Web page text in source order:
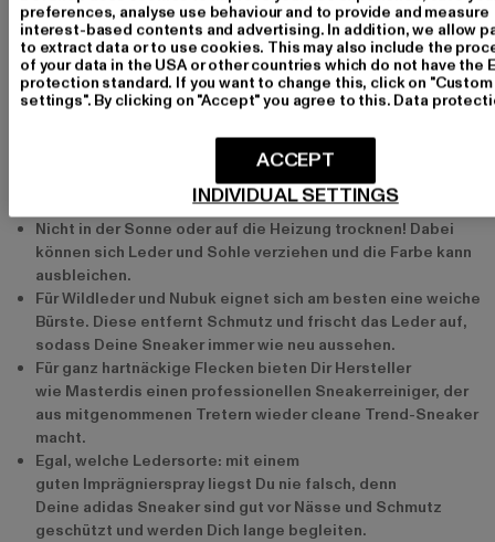
So kannst Du sichergehen, dass Feuchtigkeit schnell aus
dem Material gezogen wird und deine adidas Sneaker ihre
Form behalten.
Sneaker aus echtem Leder niemals in der Maschine
waschen! Maschinelles Waschen beschädigt das Material
und lässt es hart und unförmig werden.
Flecken auf Deinen adidas Schuhen nur mit einer kleinen
Wassermenge und einem weichen Tuck abreiben. Danach
lässt Du sie einfach an der Luft trocknen.
Nicht in der Sonne oder auf die Heizung trocknen! Dabei
können sich Leder und Sohle verziehen und die Farbe kann
ausbleichen.
Für Wildleder und Nubuk eignet sich am besten eine weiche
Bürste. Diese entfernt Schmutz und frischt das Leder auf,
sodass Deine Sneaker immer wie neu aussehen.
Für ganz hartnäckige Flecken bieten Dir Hersteller
wie Masterdis einen professionellen Sneakerreiniger, der
aus mitgenommenen Tretern wieder cleane Trend-Sneaker
macht.
Egal, welche Ledersorte: mit einem
guten Imprägnierspray liegst Du nie falsch, denn
Deine adidas Sneaker sind gut vor Nässe und Schmutz
geschützt und werden Dich lange begleiten.
preferences, analyse use behaviour and to provide and measure
interest-based contents and advertising. In addition, we allow
to extract data or to use cookies. This may also include the
of your data in the USA or other countries which do not have the
protection standard. If you want to change this, click on "Custom
settings". By clicking on "Accept" you agree to this. Data
INDIVIDUAL SETTINGS
ACCEPT